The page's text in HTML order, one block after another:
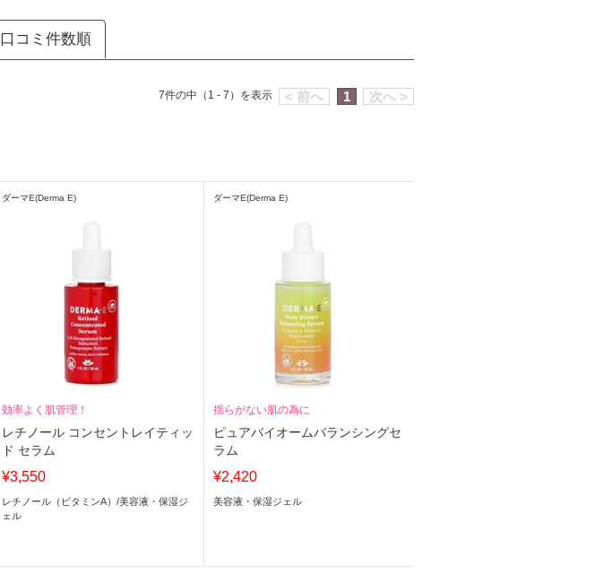
口コミ件数順
< 前へ 1 次へ >
7件の中（1 - 7）を表示
ダーマE(Derma E)
効率よく肌管理！
レチノール コンセントレイティッ
ド セラム
¥3,550
レチノール（ビタミンA）/美容液・保湿ジ
ェル
ダーマE(Derma E)
揺らがない肌の為に
ピュアバイオームバランシングセ
ラム
¥2,420
美容液・保湿ジェル